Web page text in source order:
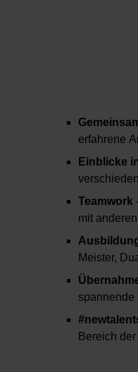
erfahrene
Einblicke
Teamwork
mit
Meister,
spannende
Bereich